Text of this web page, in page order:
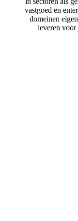
vastgoed en
domeinen
leveren voor